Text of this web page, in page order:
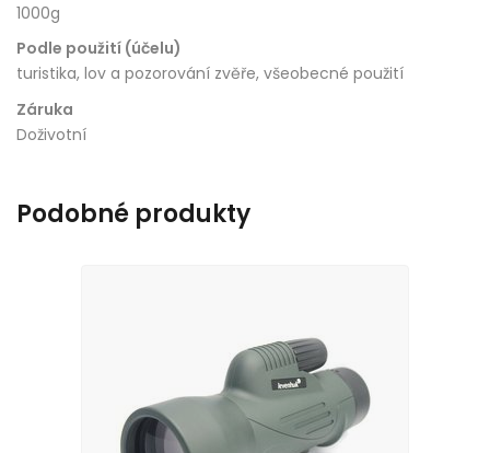
1000g
Podle použití (účelu)
turistika, lov a pozorování zvěře, všeobecné použití
Záruka
Doživotní
Podobné produkty